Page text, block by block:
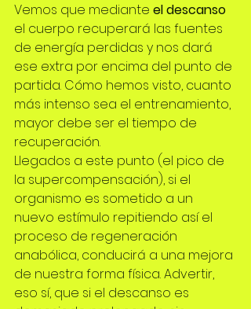
Vemos que mediante el descanso
el cuerpo recuperará las fuentes
de energía perdidas y nos dará
ese extra por encima del punto de
partida. Cómo hemos visto, cuanto
más intenso sea el entrenamiento,
mayor debe ser el tiempo de
recuperación.
Llegados a este punto (el pico de
la supercompensación), si el
organismo es sometido a un
nuevo estímulo repitiendo así el
proceso de regeneración
anabólica, conducirá a una mejora
de nuestra forma física. Advertir,
eso sí, que si el descanso es